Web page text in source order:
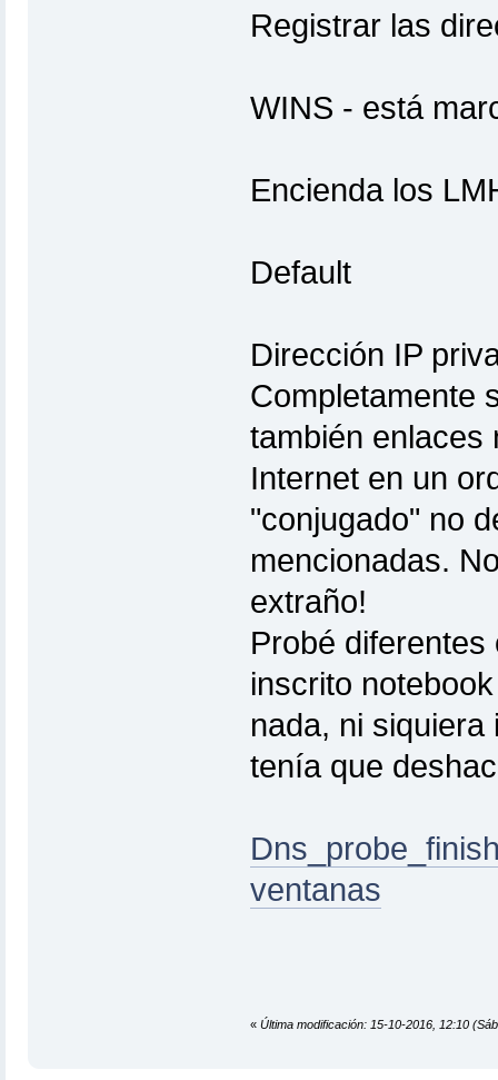
Registrar las
WINS - está
Encienda los
Default
Dirección IP
Completamente
también enlaces
Internet en un
"conjugado" no
mencionadas.
extraño!
Probé
inscrito
nada, ni
tenía que
ventanas
« Última modificación: 15-10-2016, 12:10